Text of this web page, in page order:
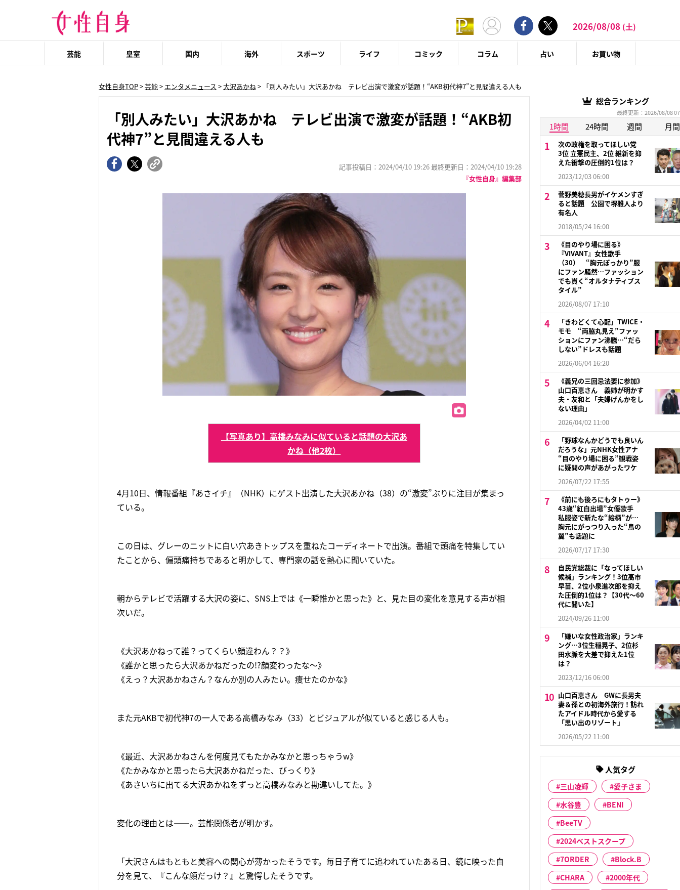
2026/08/08 (土)
芸能 皇室 国内 海外 スポーツ ライフ コミック コラム 占い お買い物
女性自身TOP>芸能> エンタメニュース >大沢あかね> 「別人みたい」大沢あかね テレビ出演で激変が話題！“AKB初代神7”と見間違える人も
「別人みたい」大沢あかね テレビ出演で激変が話題！“AKB初
代神7”と見間違える人も
記事投稿日：2024/04/10 19:26 最終更新日：2024/04/10 19:28
『女性自身』編集部
【写真あり】高橋みなみに似ていると話題の大沢あ
かね（他2枚）
4月10日、情報番組『あさイチ』（NHK）にゲスト出演した大沢あかね（38）の“激変”ぶりに注目が集まっ
ている。
この日は、グレーのニットに白い穴あきトップスを重ねたコーディネートで出演。番組で頭痛を特集してい
たことから、偏頭痛持ちであると明かして、専門家の話を熱心に聞いていた。
朝からテレビで活躍する大沢の姿に、SNS上では《一瞬誰かと思った》と、見た目の変化を意見する声が相
次いだ。
《大沢あかねって誰？ってくらい顔違わん？？》
《誰かと思ったら大沢あかねだったの!?顔変わったな～》
《えっ？大沢あかねさん？なんか別の人みたい。痩せたのかな》
また元AKBで初代神7の一人である高橋みなみ（33）とビジュアルが似ていると感じる人も。
《最近、大沢あかねさんを何度見てもたかみなかと思っちゃうw》
《たかみなかと思ったら大沢あかねだった、びっくり》
《あさいちに出てる大沢あかねをずっと高橋みなみと勘違いしてた。》
変化の理由とは――。芸能関係者が明かす。
「大沢さんはもともと美容への関心が薄かったそうです。毎日子育てに追われていたある日、鏡に映った自
分を見て、『こんな顔だっけ？』と驚愕したそうです。
総合ランキング
最終更新：2026/08/08
1時間 24時間 週間 月間
次の政権を取ってほしい党
3位 立憲民主、2位 維新を抑
えた衝撃の圧倒的1位は？
2023/12/03 06:00
菅野美穂長男がイケメンすぎ
ると話題 公園で堺雅人より
有名人
2018/05/24 16:00
《目のやり場に困る》
『VIVANT』女性歌手
（30） “胸元ぽっかり”服
にファン騒然…ファッション
でも貫く“オルタナティブス
タイル”
2026/08/07 17:10
「きわどくて心配」TWICE・
モモ “両脇丸見え”ファッ
ションにファン沸騰…“だら
しない”ドレスも話題
2026/06/04 16:20
《義兄の三回忌法要に参加》
山口百恵さん 義姉が明かす
夫・友和と「夫婦げんかをし
ない理由」
2026/04/02 11:00
「野球なんかどうでも良いん
だろうな」元NHK女性アナ
“目のやり場に困る”観戦姿
に疑問の声があがったワケ
2026/07/22 17:55
《前にも後ろにもタトゥー》
43歳“紅白出場”女優歌手
私服姿で新たな“絵柄”が…
胸元にがっつり入った“鳥の
翼”も話題に
2026/07/17 17:30
自民党総裁に「なってほしい
候補」ランキング！3位高市
早苗、2位小泉進次郎を抑え
た圧倒的1位は？【30代〜60
代に聞いた】
2024/09/26 11:00
「嫌いな女性政治家」ランキ
ング…3位生稲晃子、2位杉
田水脈を大差で抑えた1位
は？
2023/12/16 06:00
山口百恵さん GWに長男夫
妻＆孫との初海外旅行！訪れ
たアイドル時代から愛する
「思い出のリゾート」
2026/05/22 11:00
人気タグ
三山凌輝
愛子さま
水谷豊
BENI
BeeTV
2024ベストスクープ
7ORDER
Block.B
CHARA
2000年代